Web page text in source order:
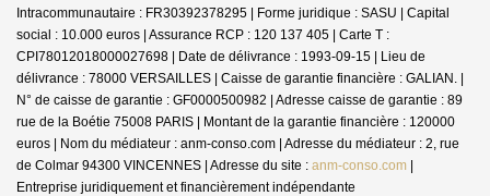
Intracommunautaire : FR30392378295 | Forme juridique : SASU | Capital
social : 10.000 euros | Assurance RCP : 120 137 405 | Carte T :
CPI78012018000027698 | Date de délivrance : 1993-09-15 | Lieu de
délivrance : 78000 VERSAILLES | Caisse de garantie financière : GALIAN. |
N° de caisse de garantie : GF0000500982 | Adresse caisse de garantie : 89
rue de la Boétie 75008 PARIS | Montant de la garantie financière : 120000
euros | Nom du médiateur : anm-conso.com | Adresse du médiateur : 2, rue
de Colmar 94300 VINCENNES | Adresse du site : anm-conso.com |
Entreprise juridiquement et financièrement indépendante